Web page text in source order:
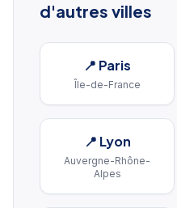
d'autres villes
📍 Paris
Île-de-France
📍 Lyon
Auvergne-Rhône-
Alpes